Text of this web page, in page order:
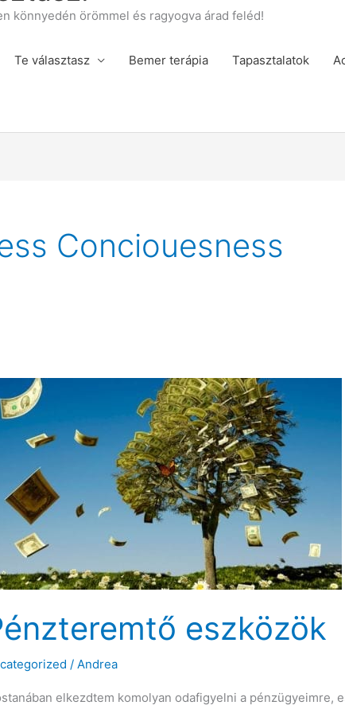
könnyedén örömmel és ragyogva árad feléd!
Te választasz Bemer terápia Tapasztalatok
Conciouesness
eszközök
/ Andrea
elkezdtem komolyan odafigyelni a pénzügyeimre,